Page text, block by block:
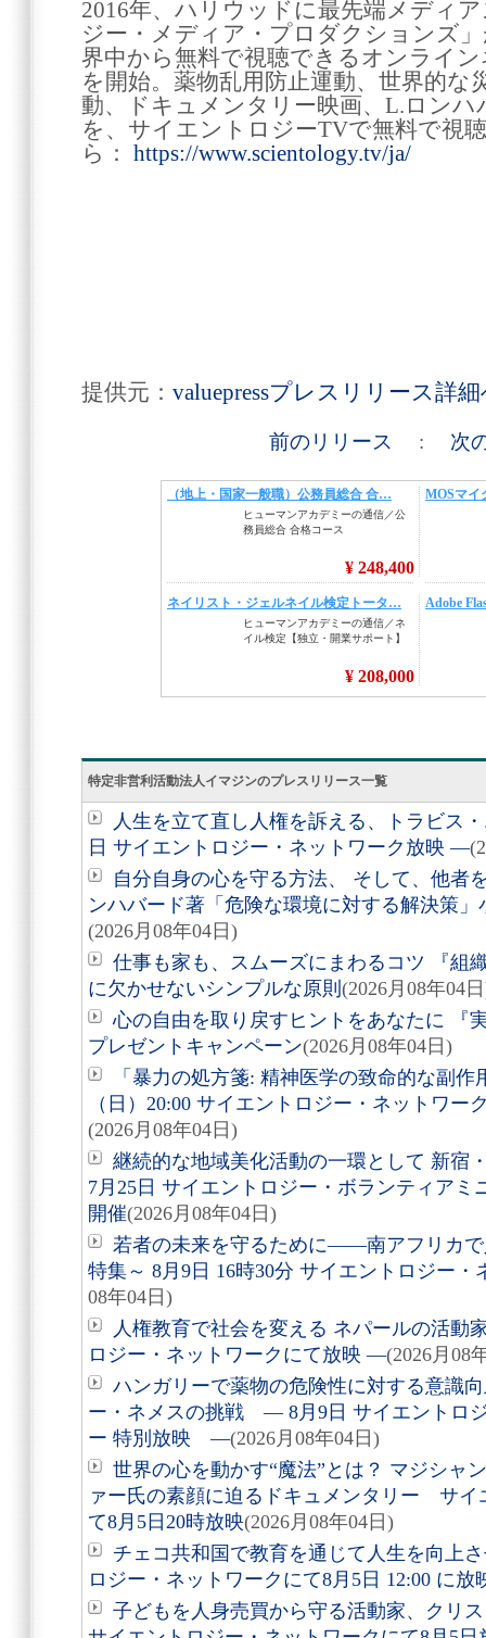
2016年、ハリウッドに最先端メディ
ジー・メディア・プロダクションズ
界中から無料で視聴できるオンライ
を開始。薬物乱用防止運動、世界的な
動、ドキュメンタリー映画、L.ロン
を、サイエントロジーTVで無料で視
ら： https://www.scientology.tv/ja/
提供元： valuepressプレスリリース詳
前のリリース : 次
特定非営利活動法人イマジンのプレスリリース一覧
人生を立て直し人権を訴える、トラビス
日 サイエントロジー・ネットワーク放映 ―
自分自身の心を守る方法、 そして、他者
ンハバード著「危険な環境に対する解決策
(2026月08年04日)
仕事も家も、スムーズにまわるコツ 『
に欠かせないシンプルな原則 (2026月08年04
心の自由を取り戻すヒントをあなたに 『
プレゼントキャンペーン(2026月08年04日)
「暴力の処方箋: 精神医学の致命的な副
（日）20:00 サイエントロジー・ネットワー
(2026月08年04日)
継続的な地域美化活動の一環として 新宿
7月25日 サイエントロジー・ボランティアミ
開催(2026月08年04日)
若者の未来を守るために――南アフリカ
特集～ 8月9日 16時30分 サイエントロジー・
08年04日)
人権教育で社会を変える ネパールの活動
ロジー・ネットワークにて放映 ―(2026月08
ハンガリーで薬物の危険性に対する意識
ー・ネメスの挑戦 ― 8月9日 サイエントロ
ー 特別放映 ―(2026月08年04日)
世界の心を動かす“魔法”とは？ マジシャ
ァー氏の素顔に迫るドキュメンタリー サイ
て8月5日20時放映(2026月08年04日)
チェコ共和国で教育を通じて人生を向上
ロジー・ネットワークにて8月5日 12:00 に放
子どもを人身売買から守る活動家、クリ